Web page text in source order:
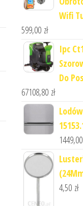
Wifi
599,00 zł
Ipc
Do
67108,80 zł
1449,00
4,50 zł